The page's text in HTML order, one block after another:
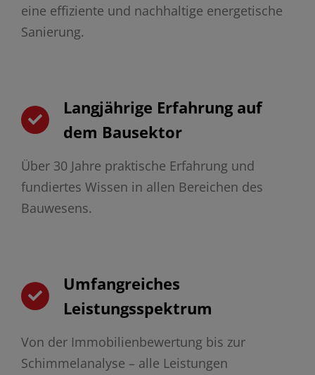
eine effiziente und nachhaltige energetische
Sanierung.
Langjährige Erfahrung auf
dem Bausektor
Über 30 Jahre praktische Erfahrung und
fundiertes Wissen in allen Bereichen des
Bauwesens.
Umfangreiches
Leistungsspektrum
Von der Immobilienbewertung bis zur
Schimmelanalyse – alle Leistungen